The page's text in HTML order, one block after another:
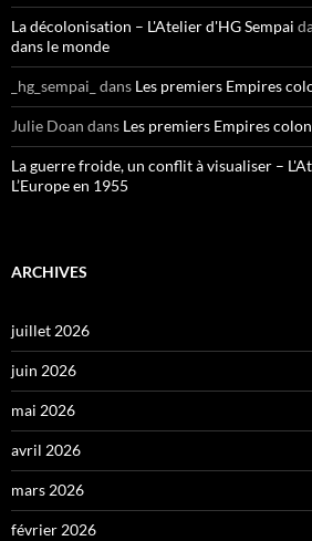
La décolonisation – L'Atelier d'HG Sempai
dans le monde
_hg_sempai_ dans Les premiers Empires
Julie Doan dans Les premiers Empires
La guerre froide, un conflit à visualiser –
L’Europe en 1955
ARCHIVES
juillet 2026
juin 2026
mai 2026
avril 2026
mars 2026
février 2026